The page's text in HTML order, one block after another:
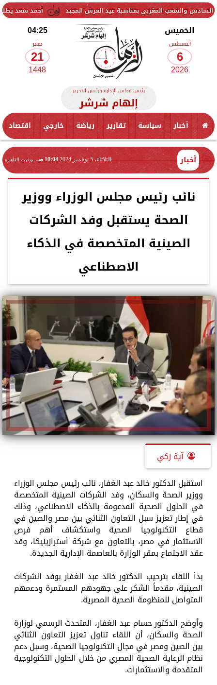
أحمد سعد يطلق «الألبوم المغربي بمناسبة عيد العرش المجيد
الخميس
أغسطس
6
2026
04:25
صفر
21
1448
رئيس مجلس الإدارة ورئيس التحرير
إلهام شرشر
أخبار سياسة تقارير رياضة خارجي اقتصاد
أخبار الثلاثاء، 5 نوفمبر 2024 10:04 صـ بتوقيت القاهرة
نائب رئيس مجلس الوزراء ووزير
الصحة يستقبل وفد الشركات
الصينية المتخصصة في الذكاء
الاصطناعي
آية زكي
استقبل الدكتور خالد عبد الغفار، نائب رئيس مجلس الوزراء
ووزير الصحة والسكان، وفد الشركات الصينية المتخصصة
في الحلول الصحية المدعومة بالذكاء الاصطناعي، وذلك
في إطار تعزيز سبل التعاون الثنائي بين مصر والصين في
قطاع التكنولوجيا الصحية واستكشاف أهم فرص
الاستثمار في مصر، بالتعاون مع شركة أسترازينيكا، وقد
عقد الاجتماع بمقر الوزارة بالعاصمة الإدارية الجديدة.
بدأ اللقاء بترحيب الدكتور خالد عبد الغفار بوفد الشركات
الصينية، مقدماً الشكر على جهودهم المستمرة ودعمهم
المتواصل للمنظومة الصحية المصرية.
وأوضح الدكتور حسام عبد الغفار، المتحدث الرسمي لوزارة
الصحة والسكان، أن اللقاء تناول تعزيز التعاون الثنائي
بين الصين ومصر في مجال التكنولوجيا الصحية، وسبل دعم
نظام الرعاية الصحية المصري من خلال الحلول التكنولوجية
المتقدمة والاستثمارات.